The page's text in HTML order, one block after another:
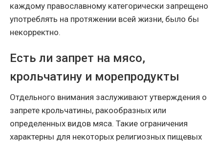
каждому православному категорически запрещено
употреблять на протяжении всей жизни, было бы
некорректно.
Есть ли запрет на мясо,
крольчатину и морепродукты
Отдельного внимания заслуживают утверждения о
запрете крольчатины, ракообразных или
определенных видов мяса. Такие ограничения
характерны для некоторых религиозных пищевых